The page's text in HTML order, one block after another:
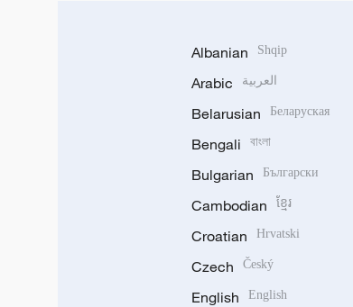
Albanian Shqip
Arabic العربية
Belarusian Беларуская
Bengali বাংলা
Bulgarian Български
Cambodian ខ្មែរ
Croatian Hrvatski
Czech Český
English English